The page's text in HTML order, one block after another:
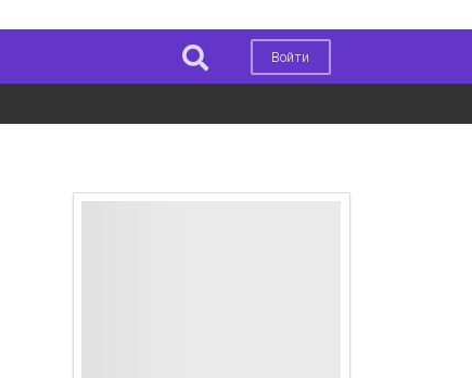
Войти